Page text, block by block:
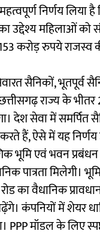
निर्णय
उद्देश्य महिलाओं को
करोड़ रुपये राजस्व
सैनिकों, भूतपूर्व
राज्य के
देश सेवा में
हैं, ऐसे में यह
भूमि एवं भवन
पात्रता
का वैधानिक
में शेयर
PPP मॉडल के लिए